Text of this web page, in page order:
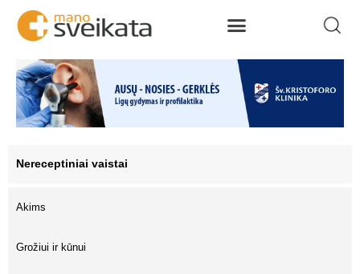
Nereceptiniai vaistai
Akims
Grožiui ir kūnui